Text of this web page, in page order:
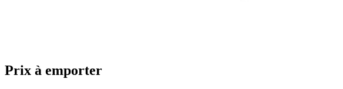
Prix à emporter